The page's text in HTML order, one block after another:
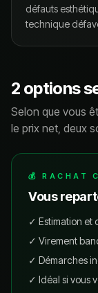
défauts
technique
2 options
Selon que vous
le prix net, deux
💰 RACHAT
Vous
✓ Estimation et
✓ Virement
✓ Démarches
✓ Idéal si vous